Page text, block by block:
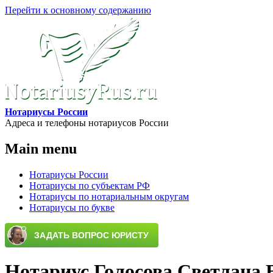
Перейти к основному содержанию
Нотариусы России
Адреса и телефоны нотариусов России
Main menu
Нотариусы России
Нотариусы по субъектам РФ
Нотариусы по нотариальным округам
Нотариусы по букве